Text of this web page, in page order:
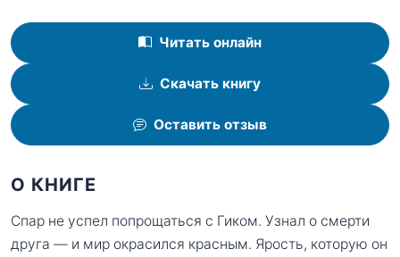
Читать онлайн
Скачать книгу
Оставить отзыв
О КНИГЕ
Спар не успел попрощаться с Гиком. Узнал о смерти
друга — и мир окрасился красным. Ярость, которую он